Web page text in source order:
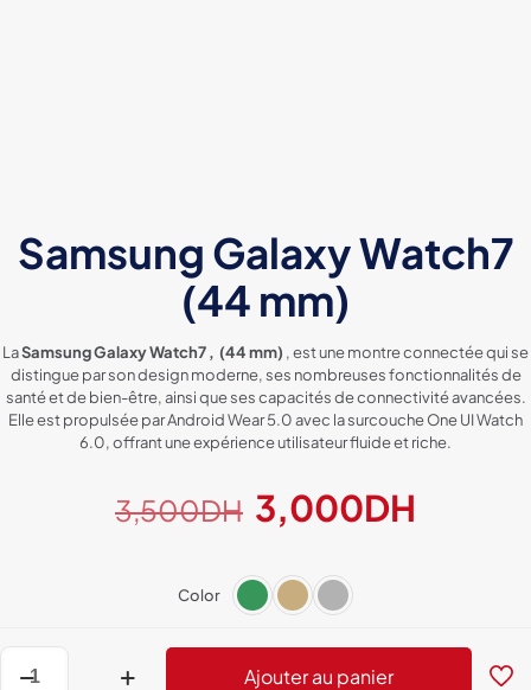
Samsung Galaxy Watch7
(44 mm)
LaSamsung Galaxy Watch7 , (44 mm) , est une montre connectée qui se
distingue par son design moderne, ses nombreuses fonctionnalités de
santé et de bien-être, ainsi que ses capacités de connectivité avancées.
Elle est propulsée par Android Wear 5.0 avec la surcouche One UI Watch
6.0, offrant une expérience utilisateur fluide et riche.
3,500DH Le
prix
initial
était :
3,500DH.
3,000DH
Color
Ajouter au panier